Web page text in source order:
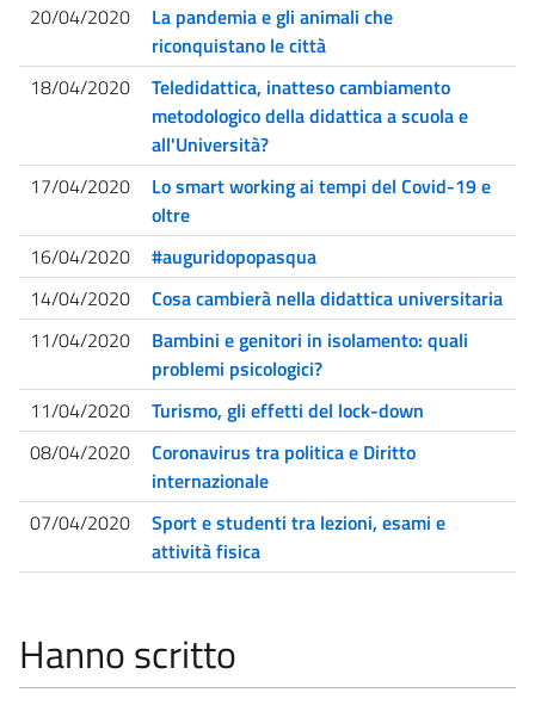
20/04/2020
La pandemia e gli animali che
riconquistano le città
18/04/2020
Teledidattica, inatteso cambiamento
metodologico della didattica a scuola e
all'Università?
17/04/2020
Lo smart working ai tempi del Covid-19 e
oltre
16/04/2020
#auguridopopasqua
14/04/2020
Cosa cambierà nella didattica universitaria
11/04/2020
Bambini e genitori in isolamento: quali
problemi psicologici?
11/04/2020
Turismo, gli effetti del lock-down
08/04/2020
Coronavirus tra politica e Diritto
internazionale
07/04/2020
Sport e studenti tra lezioni, esami e
attività fisica
Hanno scritto